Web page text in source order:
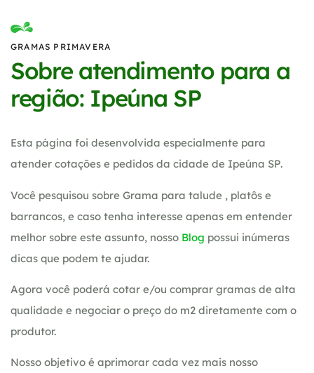
GRAMAS PRIMAVERA
Sobre atendimento para a
região: Ipeúna SP
Esta página foi desenvolvida especialmente para
atender cotações e pedidos da cidade de Ipeúna SP.
Você pesquisou sobre Grama para talude , platôs e
barrancos, e caso tenha interesse apenas em entender
melhor sobre este assunto, nosso Blog possui inúmeras
dicas que podem te ajudar.
Agora você poderá cotar e/ou comprar gramas de alta
qualidade e negociar o preço do m2 diretamente com o
produtor.
Nosso objetivo é aprimorar cada vez mais nosso